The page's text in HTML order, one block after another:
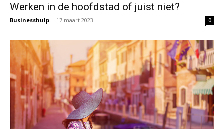
Werken in de hoofdstad of juist niet?
Businesshulp - 17 maart 2023 0